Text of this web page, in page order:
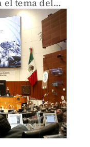
el tema del